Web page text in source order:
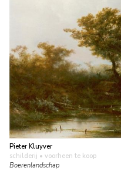
Pieter Kluyver
schilderij • voorheen te koop
Boerenlandschap